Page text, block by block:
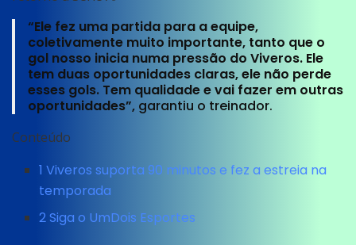
“Ele fez uma partida para a equipe,
coletivamente muito importante, tanto que o
gol nosso inicia numa pressão do Viveros. Ele
tem duas oportunidades claras, ele não perde
esses gols. Tem qualidade e vai fazer em outras
oportunidades”, garantiu o treinador.
Conteúdo
1 Viveros suporta 90 minutos e fez a estreia na
temporada
2Siga o UmDois Esportes